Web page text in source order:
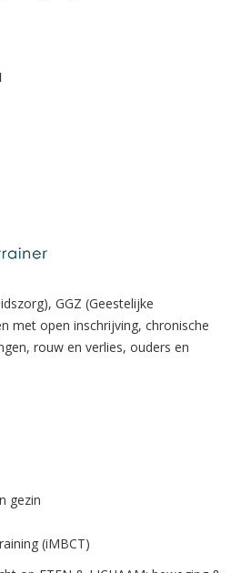
GGZ (Geestelijke
met open inschrijving, chronische
rouw en verlies, ouders en
gezin
(iMBCT)